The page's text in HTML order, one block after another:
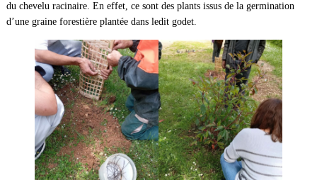
du chevelu racinaire. En effet, ce sont des plants issus de la germination
d’une graine forestière plantée dans ledit godet.